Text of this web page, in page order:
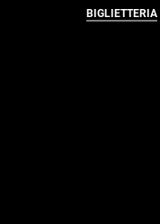
BIGLIETTERIA